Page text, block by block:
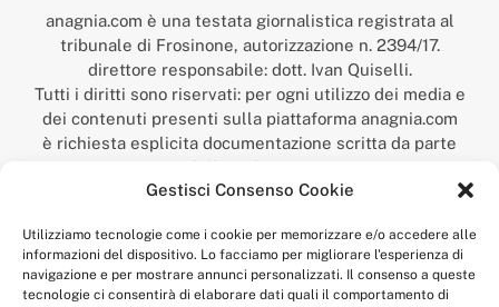
Gestisci Consenso Cookie
Utilizziamo tecnologie come i cookie per memorizzare e/o accedere alle
informazioni del dispositivo. Lo facciamo per migliorare l'esperienza di
navigazione e per mostrare annunci personalizzati. Il consenso a queste
tecnologie ci consentirà di elaborare dati quali il comportamento di
anagnia.com è una testata giornalistica registrata al
tribunale di Frosinone, autorizzazione n. 2394/17.
direttore responsabile: dott. Ivan Quiselli.
Tutti i diritti sono riservati: per ogni utilizzo dei media e
dei contenuti presenti sulla piattaforma anagnia.com
è richiesta esplicita documentazione scritta da parte
della redazione.
“Anagnia” è un marchio registrato presso l’Ufficio Italiano
Economico,
num. registrazione: 302017000014044 del 9 febbraio 2017.
Per contatti:redazione@anagnia.com